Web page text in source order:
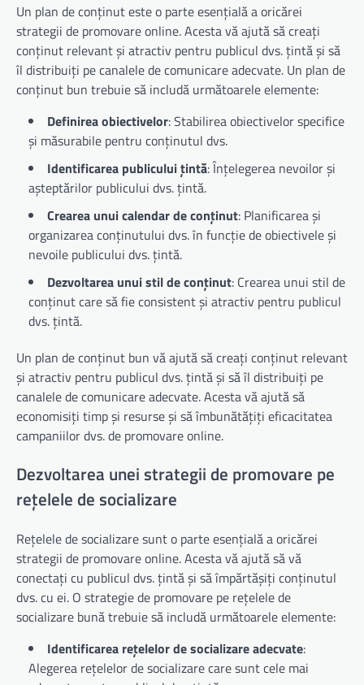
Un plan de conținut este o parte esențială a oricărei
strategii de promovare online. Acesta vă ajută să creați
conținut relevant și atractiv pentru publicul dvs. țintă și să
îl distribuiți pe canalele de comunicare adecvate. Un plan de
conținut bun trebuie să includă următoarele elemente:
Definirea obiectivelor: Stabilirea obiectivelor specifice
și măsurabile pentru conținutul dvs.
Identificarea publicului țintă: Înțelegerea nevoilor și
așteptărilor publicului dvs. țintă.
Crearea unui calendar de conținut: Planificarea și
organizarea conținutului dvs. în funcție de obiectivele și
nevoile publicului dvs. țintă.
Dezvoltarea unui stil de conținut: Crearea unui stil de
conținut care să fie consistent și atractiv pentru publicul
dvs. țintă.
Un plan de conținut bun vă ajută să creați conținut relevant
și atractiv pentru publicul dvs. țintă și să îl distribuiți pe
canalele de comunicare adecvate. Acesta vă ajută să
economisiți timp și resurse și să îmbunătățiți eficacitatea
campaniilor dvs. de promovare online.
Dezvoltarea unei strategii de promovare pe
rețelele de socializare
Rețelele de socializare sunt o parte esențială a oricărei
strategii de promovare online. Acesta vă ajută să vă
conectați cu publicul dvs. țintă și să împărtășiți conținutul
dvs. cu ei. O strategie de promovare pe rețelele de
socializare bună trebuie să includă următoarele elemente:
Identificarea rețelelor de socializare adecvate:
Alegerea rețelelor de socializare care sunt cele mai